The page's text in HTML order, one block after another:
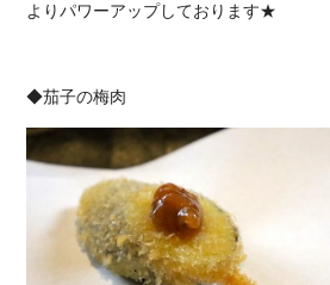
よりパワーアップしております★
◆茄子の梅肉